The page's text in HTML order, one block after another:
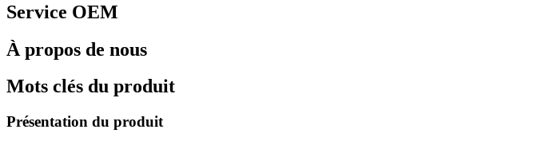
Service OEM
À propos de nous
Mots clés du produit
Présentation du produit